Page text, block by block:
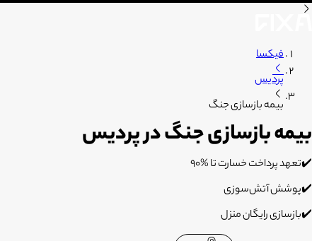
فیکسا
پردیس
بیمه بازسازی جنگ
بیمه بازسازی جنگ در پردیس
✔️تعهد پرداخت خسارت تا %۹۰
✔️پوشش آتش‌سوزی
✔️بازسازی رایگان منزل